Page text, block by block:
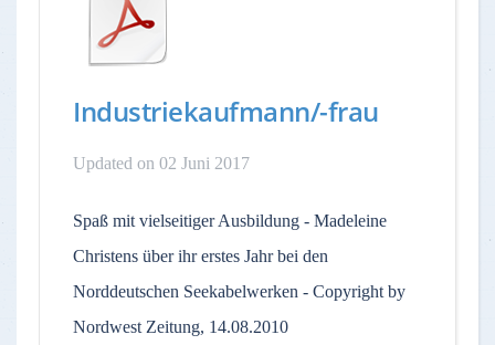
Industriekaufmann/-frau
Updated on 02 Juni 2017
Spaß mit vielseitiger Ausbildung - Madeleine
Christens über ihr erstes Jahr bei den
Norddeutschen Seekabelwerken - Copyright by
Nordwest Zeitung, 14.08.2010